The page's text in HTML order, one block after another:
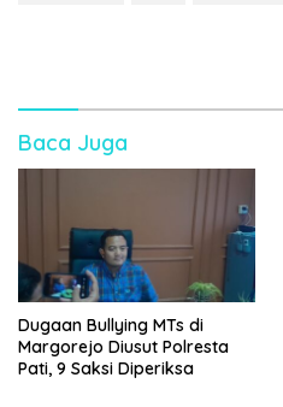
Baca Juga
Dugaan Bullying MTs di
Margorejo Diusut Polresta
Pati, 9 Saksi Diperiksa